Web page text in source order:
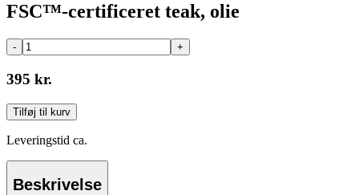
FSC™-certificeret teak, olie
- +
395 kr.
Tilføj til kurv
Leveringstid ca.
Beskrivelse